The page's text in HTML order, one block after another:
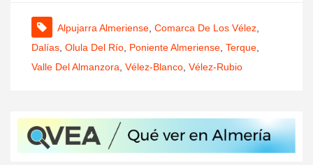
Alpujarra Almeriense, Comarca De Los Vélez,
Dalías, Olula Del Río, Poniente Almeriense, Terque,
Valle Del Almanzora, Vélez-Blanco, Vélez-Rubio